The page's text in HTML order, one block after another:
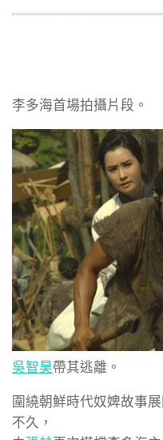
李多海首場拍攝片段。
吳智昊帶其逃離。
圍繞朝鮮時代奴婢故事
不久，